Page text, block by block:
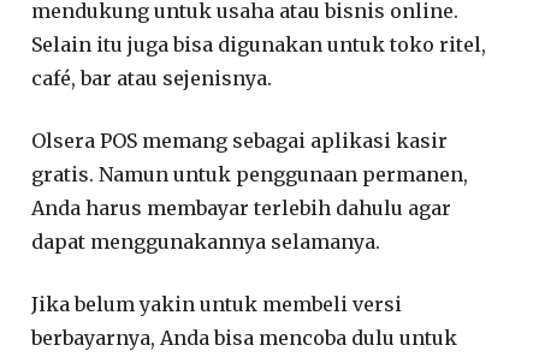
mendukung untuk usaha atau bisnis online.
Selain itu juga bisa digunakan untuk toko ritel,
café, bar atau sejenisnya.
Olsera POS memang sebagai aplikasi kasir
gratis. Namun untuk penggunaan permanen,
Anda harus membayar terlebih dahulu agar
dapat menggunakannya selamanya.
Jika belum yakin untuk membeli versi
berbayarnya, Anda bisa mencoba dulu untuk